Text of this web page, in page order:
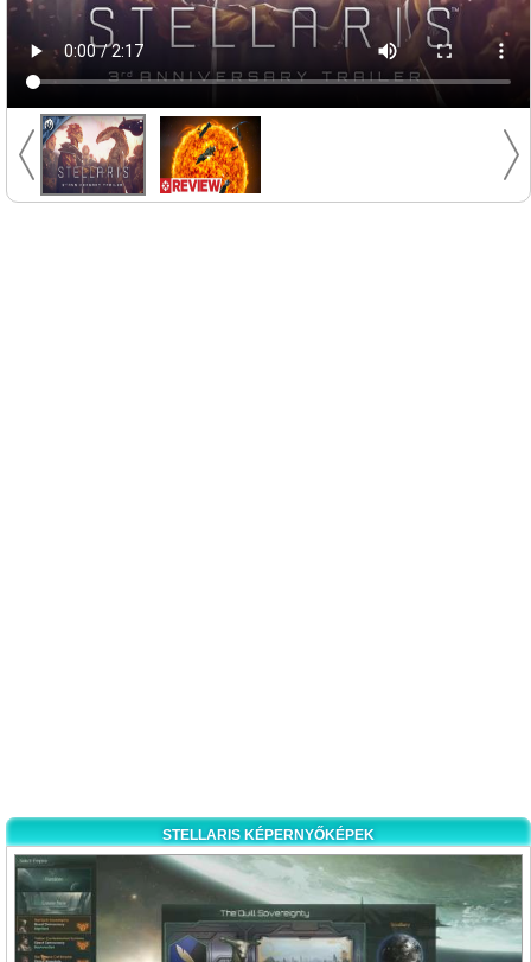
STELLARIS KÉPERNYŐKÉPEK